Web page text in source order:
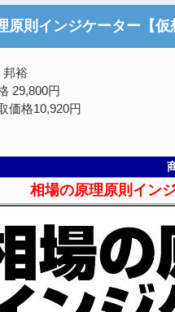
原則インジケーター【仮
邦裕
29,800円
価格10,920円
相場の原理原則イン